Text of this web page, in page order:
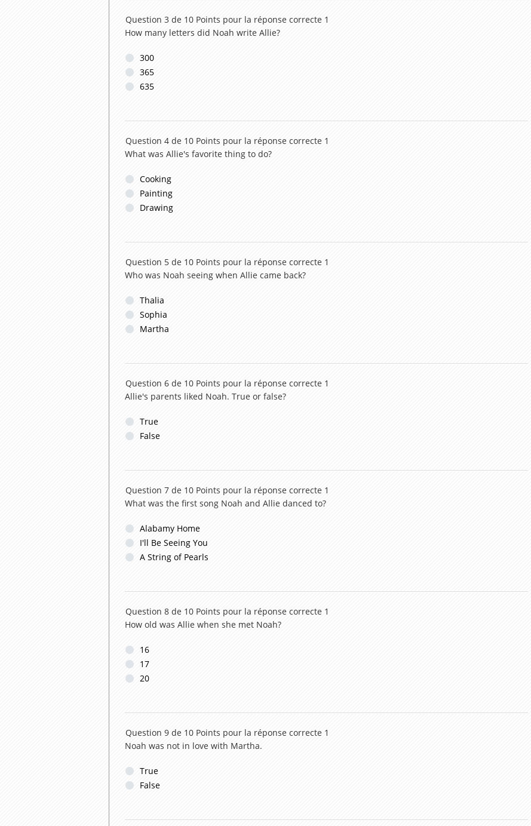
Question 3 de 10 Points pour la réponse correcte 1
How many letters did Noah write Allie?
300
365
635
Question 4 de 10 Points pour la réponse correcte 1
What was Allie's favorite thing to do?
Cooking
Painting
Drawing
Question 5 de 10 Points pour la réponse correcte 1
Who was Noah seeing when Allie came back?
Thalia
Sophia
Martha
Question 6 de 10 Points pour la réponse correcte 1
Allie's parents liked Noah. True or false?
True
False
Question 7 de 10 Points pour la réponse correcte 1
What was the first song Noah and Allie danced to?
Alabamy Home
I'll Be Seeing You
A String of Pearls
Question 8 de 10 Points pour la réponse correcte 1
How old was Allie when she met Noah?
16
17
20
Question 9 de 10 Points pour la réponse correcte 1
Noah was not in love with Martha.
True
False